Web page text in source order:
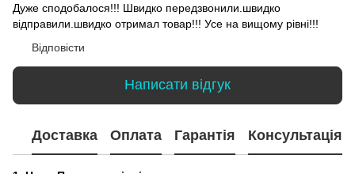
Дуже сподобалося!!! Швидко передзвонили.швидко
відправили.швидко отримал товар!!! Усе на вищому рівні!!!
Відповісти
Написати відгук
Доставка Оплата Гарантія Консультація